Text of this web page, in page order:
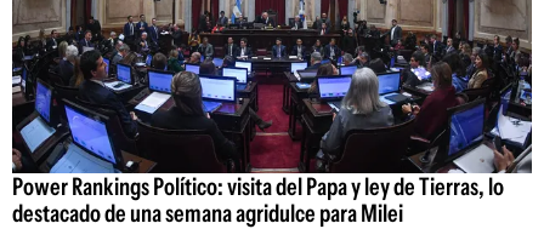
Power Rankings Político: visita del Papa y ley de Tierras, lo
destacado de una semana agridulce para Milei